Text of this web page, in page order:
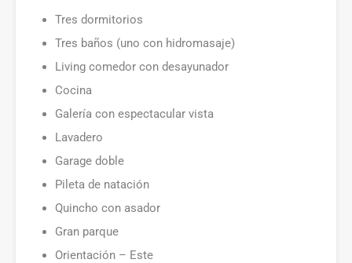
Tres dormitorios
Tres baños (uno con hidromasaje)
Living comedor con desayunador
Cocina
Galería con espectacular vista
Lavadero
Garage doble
Pileta de natación
Quincho con asador
Gran parque
Orientación – Este